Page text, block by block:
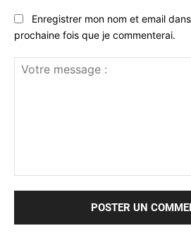
Enregistrer mon nom et email
prochaine fois que je commenterai.